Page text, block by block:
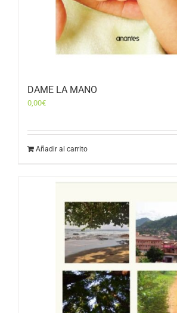
DAME LA MANO
0,00€
Añadir al carrito